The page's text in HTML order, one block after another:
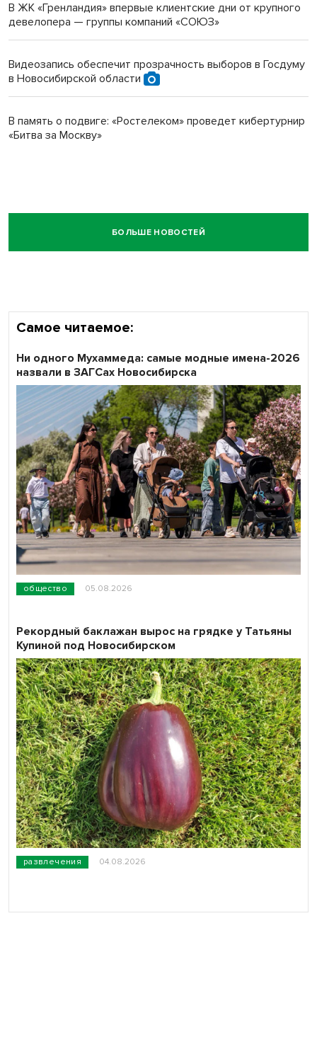
В ЖК «Гренландия» впервые клиентские дни от крупного
девелопера — группы компаний «СОЮЗ»
Видеозапись обеспечит прозрачность выборов в Госдуму
в Новосибирской области
В память о подвиге: «Ростелеком» проведет кибертурнир
«Битва за Москву»
БОЛЬШЕ НОВОСТЕЙ
Самое читаемое:
общество 05.08.2026
Ни одного Мухаммеда: самые модные имена-2026
назвали в ЗАГСах Новосибирска
развлечения 04.08.2026
Рекордный баклажан вырос на грядке у Татьяны
Купиной под Новосибирском